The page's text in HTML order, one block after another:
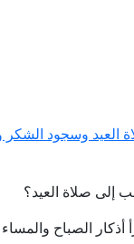
وسجود الشكر